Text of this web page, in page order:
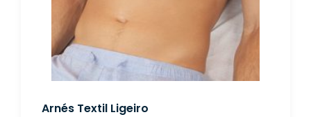
Arnés Textil Ligeiro